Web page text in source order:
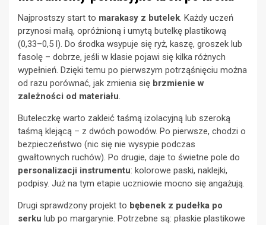
Najprostszy start to marakasy z butelek. Każdy uczeń
przynosi małą, opróżnioną i umytą butelkę plastikową
(0,33–0,5 l). Do środka wsypuje się ryż, kaszę, groszek lub
fasolę – dobrze, jeśli w klasie pojawi się kilka różnych
wypełnień. Dzięki temu po pierwszym potrząśnięciu można
od razu porównać, jak zmienia się brzmienie w
zależności od materiału.
Buteleczkę warto zakleić taśmą izolacyjną lub szeroką
taśmą klejącą – z dwóch powodów. Po pierwsze, chodzi o
bezpieczeństwo (nic się nie wysypie podczas
gwałtownych ruchów). Po drugie, daje to świetne pole do
personalizacji instrumentu: kolorowe paski, naklejki,
podpisy. Już na tym etapie uczniowie mocno się angażują.
Drugi sprawdzony projekt to bębenek z pudełka po
serku lub po margarynie. Potrzebne są: płaskie plastikowe